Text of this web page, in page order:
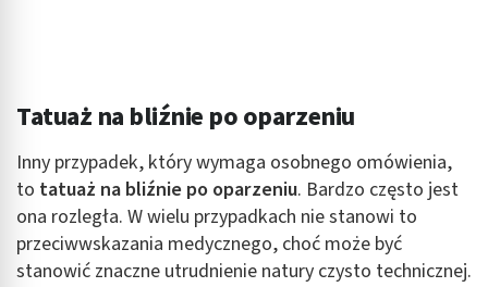
Tatuaż na bliźnie po oparzeniu
Inny przypadek, który wymaga osobnego omówienia,
to tatuaż na bliźnie po oparzeniu. Bardzo często jest
ona rozległa. W wielu przypadkach nie stanowi to
przeciwwskazania medycznego, choć może być
stanowić znaczne utrudnienie natury czysto technicznej.